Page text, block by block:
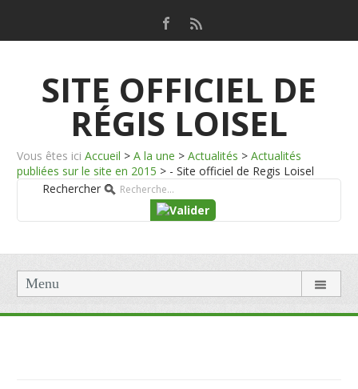
SITE OFFICIEL DE
RÉGIS LOISEL
Vous êtes ici Accueil > A la une > Actualités > Actualités
publiées sur le site en 2015 > - Site officiel de Regis Loisel
Rechercher
Menu